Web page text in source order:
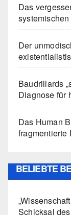
Das
Der
Baudrillards
Diagnose für
Das Human
fragmentierte
BELIEBTE
Schicksal